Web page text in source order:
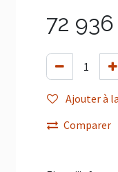
72 936
Ajouter à
Comparer